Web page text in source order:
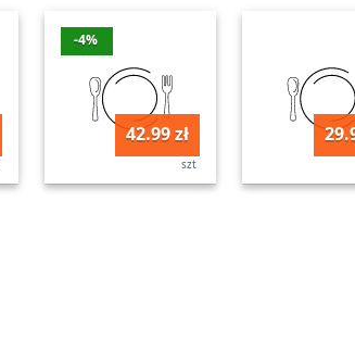
-4%
42.99 zł
szt